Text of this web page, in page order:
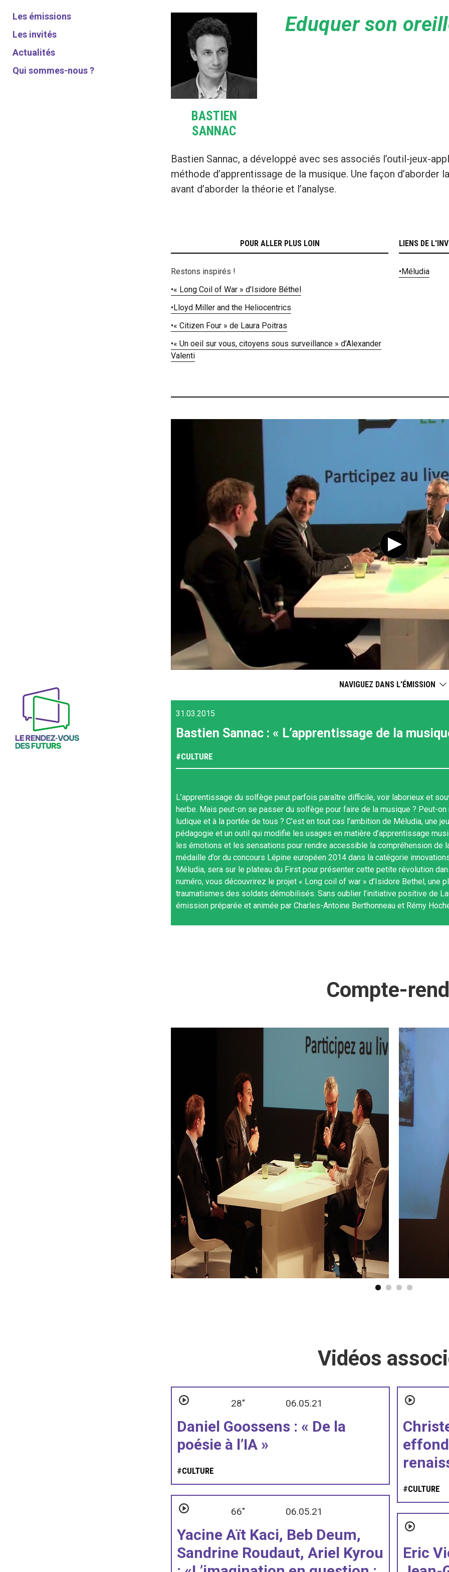
Les émissions
Les invités
Actualités
Qui sommes-nous ?
BASTIEN
SANNAC
Eduquer son
Bastien Sannac, a développé avec ses associés l’outil-jeux-
méthode d’apprentissage de la musique. Une façon d’aborder
avant d’aborder la théorie et l’analyse.
POUR ALLER PLUS LOIN
Restons inspirés !
•« Long Coil of War » d’Isidore Béthel
•Lloyd Miller and the Heliocentrics
•« Citizen Four » de Laura Poitras
•« Un oeil sur vous, citoyens sous surveillance » d’Alexander
Valenti
LIENS DE
•Méludia
NAVIGUEZ DANS L'ÉMISSION
31.03.2015
Bastien Sannac : « L’apprentissage de la
#CULTURE
L’apprentissage du solfège peut parfois paraître difficile, voir laborieux et
herbe. Mais peut-on se passer du solfège pour faire de la musique ? Peut-
ludique et à la portée de tous ? C’est en tout cas l’ambition de Méludia, une
pédagogie et un outil qui modifie les usages en matière d’apprentissage
les émotions et les sensations pour rendre accessible la compréhension de
médaille d’or du concours Lépine européen 2014 dans la catégorie
Méludia, sera sur le plateau du First pour présenter cette petite révolution
numéro, vous découvrirez le projet « Long coil of war » d’Isidore Bethel, une
traumatismes des soldats démobilisés. Sans oublier l’initiative positive de
émission préparée et animée par Charles-Antoine Berthonneau et Rémy
Compte-
Vidéos
28" 06.05.21
Daniel Goossens : « De la
poésie à l’IA »
#CULTURE
#CULTURE
66" 06.05.21
Yacine Aït Kaci, Beb Deum,
Sandrine Roudaut, Ariel Kyrou
Eric